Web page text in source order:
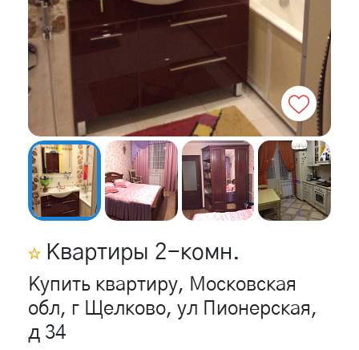
Квартиры 2-комн.
Купить квартиру, Московская
обл, г Щелково, ул Пионерская,
д 34